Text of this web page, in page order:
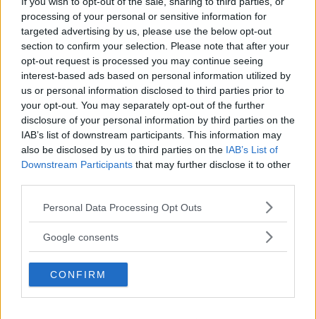
processing of your personal or sensitive information for
targeted advertising by us, please use the below opt-out
section to confirm your selection. Please note that after your
opt-out request is processed you may continue seeing
interest-based ads based on personal information utilized by
us or personal information disclosed to third parties prior to
your opt-out. You may separately opt-out of the further
disclosure of your personal information by third parties on the
IAB’s list of downstream participants. This information may
also be disclosed by us to third parties on the IAB’s List of
Downstream Participants that may further disclose it to other
Please note that this website/app uses one or more Google
not limited to your visit or usage behaviour. You may click to
use your data for below specified purposes in below Google
consent section.
Personal Data Processing Opt Outs
Google consents
CONFIRM
Läs Frias efterträdare!
Syreär Sveriges enda gröna dagstidning som
finns både digitalt och i tryck.
konstatera att barnen kan gå säkert till skolan. Svenska
föräldrar skjutsar sina barn till skolan för att de är rädda
för att de ska råka illa ut om de cyklar i trafiken,
medan de här människorna är vana att oroa sig för
krypskyttar och raketanfall.
Vad vill du bidra med som inte kommer fram
annars i skildringen av flyktingar?
– I andra medier får man samma berättelse hela tiden,
”jag kommer där och där ifrån och det var
jättehemskt”. Men vem är den här människan?